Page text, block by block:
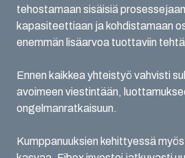
tehostamaan sisäisiä
kapasiteettiaan ja kohdistamaan
enemmän lisäarvoa tuottaviin
Ennen kaikkea yhteistyö vahvisti
avoimeen viestintään,
ongelmanratkaisuun.
Kumppanuuksien kehittyessä